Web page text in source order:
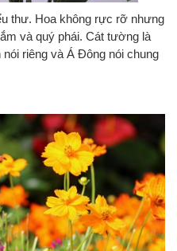
thư. Hoa không rực rỡ nhưng
và quý phái. Cát tường là
riêng và Á Đông nói chung